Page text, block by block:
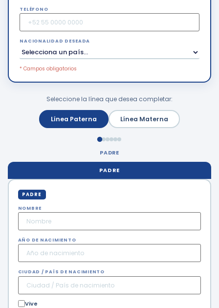
TELÉFONO
NACIONALIDAD DESEADA
* Campos obligatorios
Seleccione la línea que desea completar:
Línea Paterna Línea Materna
PADRE
PADRE
PADRE
NOMBRE
AÑO DE NACIMIENTO
CIUDAD / PAÍS DE NACIMIENTO
Vive